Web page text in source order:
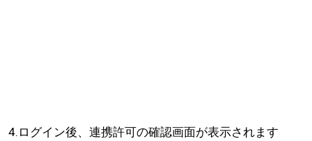
4.ログイン後、連携許可の確認画面が表示されます